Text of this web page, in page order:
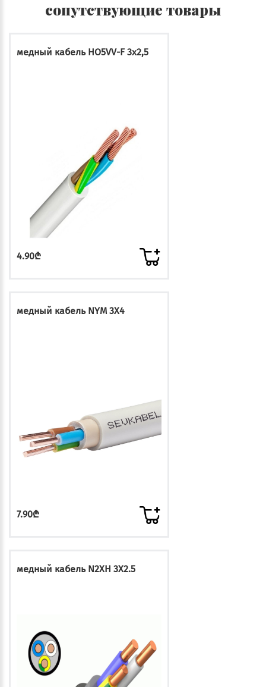
сопутствующие товары
медный кабель HO5VV-F 3x2,5
4.90₾
медный кабель NYM 3X4
7.90₾
медный кабель N2XH 3X2.5